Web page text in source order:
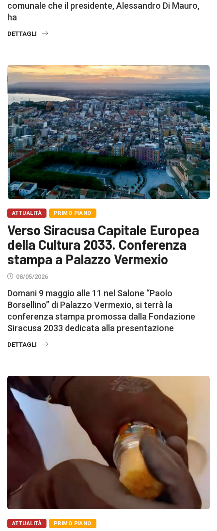
comunale che il presidente, Alessandro Di Mauro,
ha
DETTAGLI
ATTUALITÀ PRIMO PIANO
Verso Siracusa Capitale Europea
della Cultura 2033. Conferenza
stampa a Palazzo Vermexio
08/05/2026
Domani 9 maggio alle 11 nel Salone “Paolo
Borsellino” di Palazzo Vermexio, si terrà la
conferenza stampa promossa dalla Fondazione
Siracusa 2033 dedicata alla presentazione
DETTAGLI
ATTUALITÀ PRIMO PIANO